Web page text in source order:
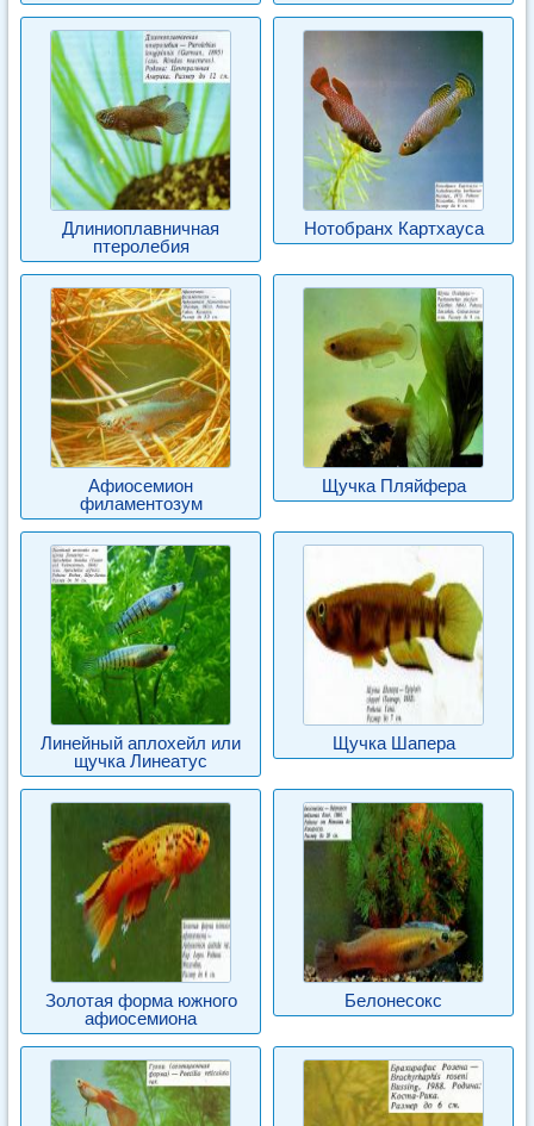
Длиниоплавничная
птеролебия
Нотобранх Картхауса
Афиосемион
филаментозум
Щучка Пляйфера
Линейный аплохейл или
щучка Линеатус
Щучка Шапера
Золотая форма южного
афиосемиона
Белонесокс